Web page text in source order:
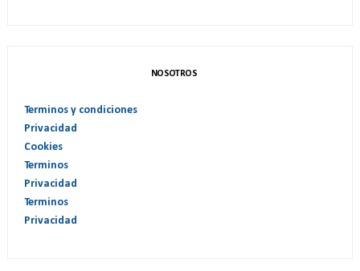
NOSOTROS
Terminos y condiciones
Privacidad
Cookies
Terminos
Privacidad
Terminos
Privacidad